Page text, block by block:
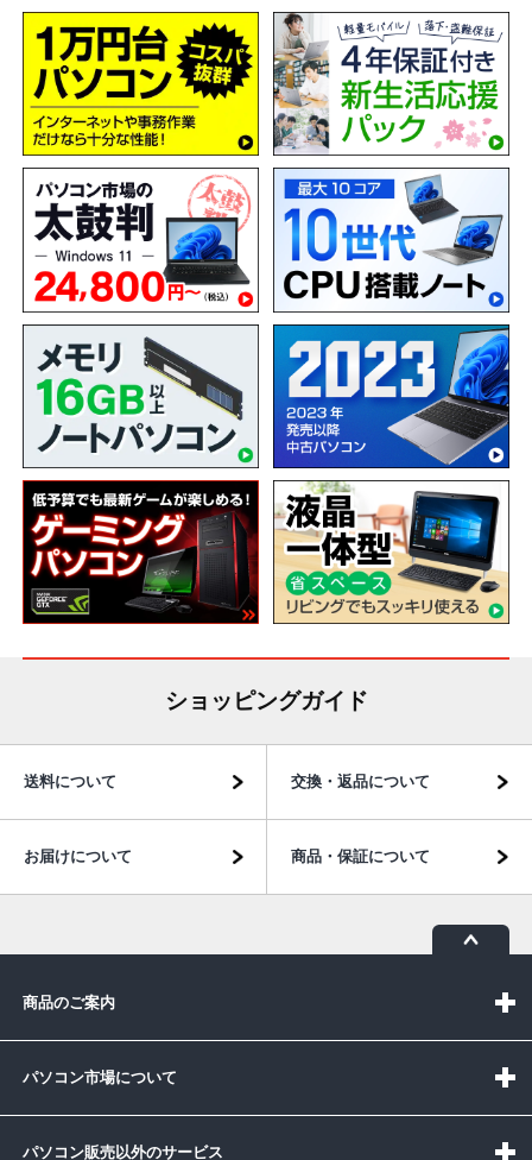
ショッピングガイド
送料について 交換・返品について
お届けについて 商品・保証について
商品のご案内
パソコン市場について
パソコン販売以外のサービス